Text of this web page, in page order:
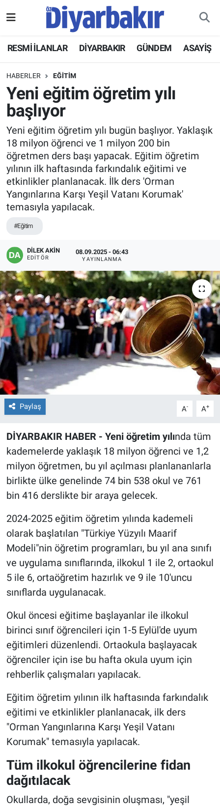
RESMİ İLANLAR DİYARBAKIR GÜNDEM ASAYİŞ
HABERLER EĞİTİM
Yeni eğitim öğretim yılı
başlıyor
Yeni eğitim öğretim yılı bugün başlıyor. Yaklaşık
18 milyon öğrenci ve 1 milyon 200 bin
öğretmen ders başı yapacak. Eğitim öğretim
yılının ilk haftasında farkındalık eğitimi ve
etkinlikler planlanacak. İlk ders 'Orman
Yangınlarına Karşı Yeşil Vatanı Korumak'
temasıyla yapılacak.
#Eğitim
DİLEK AKİN
EDITÖR
08.09.2025 - 06:43
YAYINLANMA
Paylaş A- A+
DİYARBAKIR HABER - Yeni öğretim yılında tüm
kademelerde yaklaşık 18 milyon öğrenci ve 1,2
milyon öğretmen, bu yıl açılması planlananlarla
birlikte ülke genelinde 74 bin 538 okul ve 761
bin 416 derslikte bir araya gelecek.
2024-2025 eğitim öğretim yılında kademeli
olarak başlatılan "Türkiye Yüzyılı Maarif
Modeli"nin öğretim programları, bu yıl ana sınıfı
ve uygulama sınıflarında, ilkokul 1 ile 2, ortaokul
5 ile 6, ortaöğretim hazırlık ve 9 ile 10'uncu
sınıflarda uygulanacak.
Okul öncesi eğitime başlayanlar ile ilkokul
birinci sınıf öğrencileri için 1-5 Eylül'de uyum
eğitimleri düzenlendi. Ortaokula başlayacak
öğrenciler için ise bu hafta okula uyum için
rehberlik çalışmaları yapılacak.
Eğitim öğretim yılının ilk haftasında farkındalık
eğitimi ve etkinlikler planlanacak, ilk ders
"Orman Yangınlarına Karşı Yeşil Vatanı
Korumak" temasıyla yapılacak.
Tüm ilkokul öğrencilerine fidan
dağıtılacak
Okullarda, doğa sevgisinin oluşması, "yeşil
ASAYİŞ
DİYARBAKIR
EKONOMİ
GÜNDEM
BÖLGE
DÜNYA
KÜLTÜR SANAT
POLİTİKA
SAĞLIK
SPOR
TEKNOLOJİ
Hava Durumu
Namaz Vakitleri
Trafik Durumu
Süper Lig Puan Durumu ve Fikstür
Tüm Manşetler
Son Dakika Haberleri
Haber Arşivi